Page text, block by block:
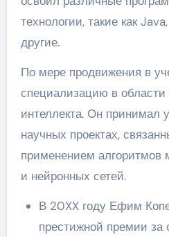
технологии, такие как
другие.
По мере продвижения в
специализацию в области
интеллекта. Он принимал
научных проектах,
применением алгоритмов
и нейронных сетей.
В 20XX году Ефим
престижной премии за